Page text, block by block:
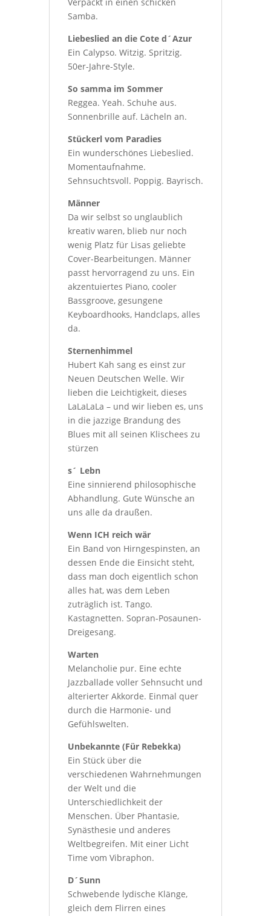
Samba.
Liebeslied an die Cote d´Azur
Ein Calypso. Witzig. Spritzig.
50er-Jahre-Style.
So samma im Sommer
Reggea. Yeah. Schuhe aus.
Sonnenbrille auf. Lächeln an.
Stückerl vom Paradies
Ein wunderschönes Liebeslied.
Momentaufnahme.
Sehnsuchtsvoll. Poppig. Bayrisch.
Männer
Da wir selbst so unglaublich
kreativ waren, blieb nur noch
wenig Platz für Lisas geliebte
Cover-Bearbeitungen. Männer
passt hervorragend zu uns. Ein
akzentuiertes Piano, cooler
Bassgroove, gesungene
Keyboardhooks, Handclaps, alles
da.
Sternenhimmel
Hubert Kah sang es einst zur
Neuen Deutschen Welle. Wir
lieben die Leichtigkeit, dieses
LaLaLaLa – und wir lieben es, uns
in die jazzige Brandung des
Blues mit all seinen Klischees zu
stürzen
s´ Lebn
Eine sinnierend philosophische
Abhandlung. Gute Wünsche an
uns alle da draußen.
Wenn ICH reich wär
Ein Band von Hirngespinsten, an
dessen Ende die Einsicht steht,
dass man doch eigentlich schon
alles hat, was dem Leben
zuträglich ist. Tango.
Kastagnetten. Sopran-Posaunen-
Dreigesang.
Warten
Melancholie pur. Eine echte
Jazzballade voller Sehnsucht und
alterierter Akkorde. Einmal quer
durch die Harmonie- und
Gefühlswelten.
Unbekannte (Für Rebekka)
Ein Stück über die
verschiedenen Wahrnehmungen
der Welt und die
Unterschiedlichkeit der
Menschen. Über Phantasie,
Synästhesie und anderes
Weltbegreifen. Mit einer Licht
Time vom Vibraphon.
D´Sunn
Schwebende lydische Klänge,
gleich dem Flirren eines